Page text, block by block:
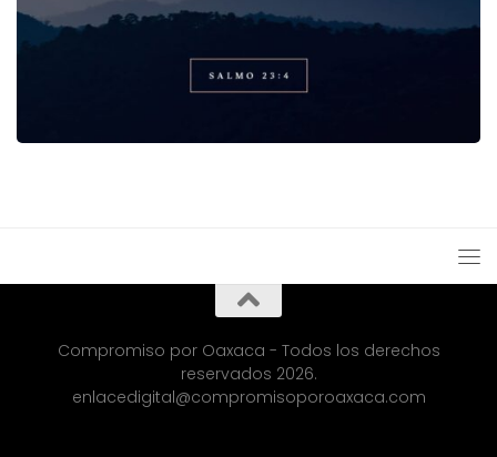
Compromiso por Oaxaca - Todos los derechos
reservados 2026.
enlacedigital@compromisoporoaxaca.com